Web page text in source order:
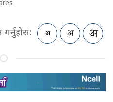
गर्नुहोस: